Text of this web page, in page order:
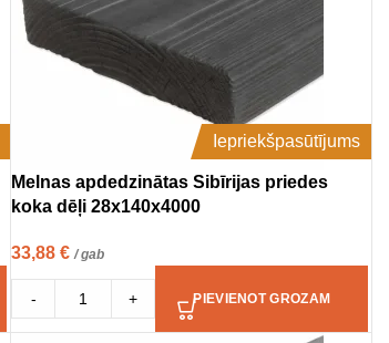
Iepriekšpasūtījums
Melnas apdedzinātas Sibīrijas priedes
koka dēļi 28x140x4000
33,88€ / gab
- + PIEVIENOT GROZAM